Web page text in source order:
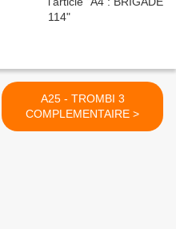
A25 - TROMBI 3
COMPLEMENTAIRE >